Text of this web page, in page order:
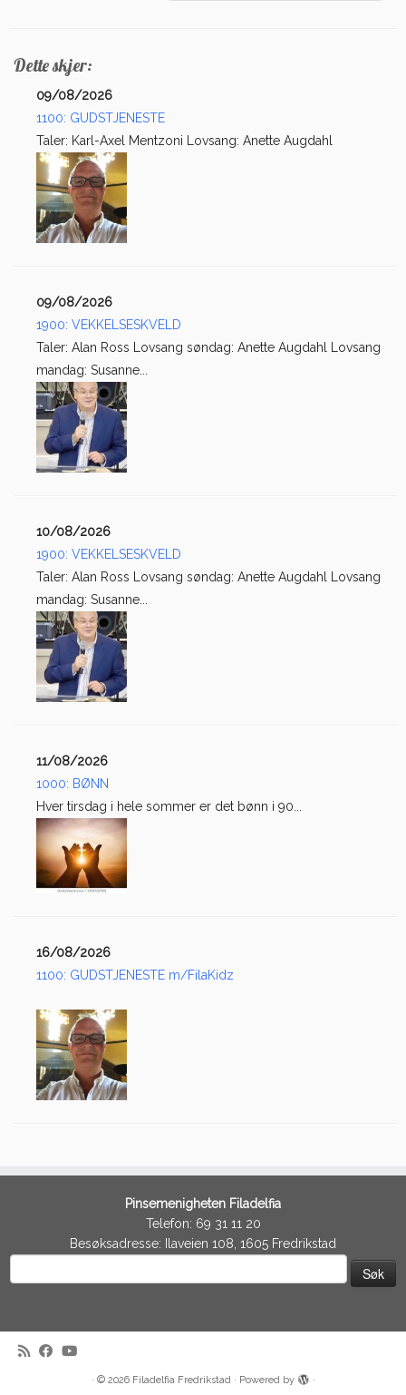
Dette skjer:
09/08/2026
1100: GUDSTJENESTE
Taler: Karl-Axel Mentzoni Lovsang: Anette Augdahl
09/08/2026
1900: VEKKELSESKVELD
Taler: Alan Ross Lovsang søndag: Anette Augdahl Lovsang
mandag: Susanne...
10/08/2026
1900: VEKKELSESKVELD
Taler: Alan Ross Lovsang søndag: Anette Augdahl Lovsang
mandag: Susanne...
11/08/2026
1000: BØNN
Hver tirsdag i hele sommer er det bønn i 90...
16/08/2026
1100: GUDSTJENESTE m/FilaKidz
Pinsemenigheten Filadelfia
Telefon: 69 31 11 20
Besøksadresse: Ilaveien 108, 1605 Fredrikstad
etter:
· © 2026 Filadelfia Fredrikstad · Powered by
·